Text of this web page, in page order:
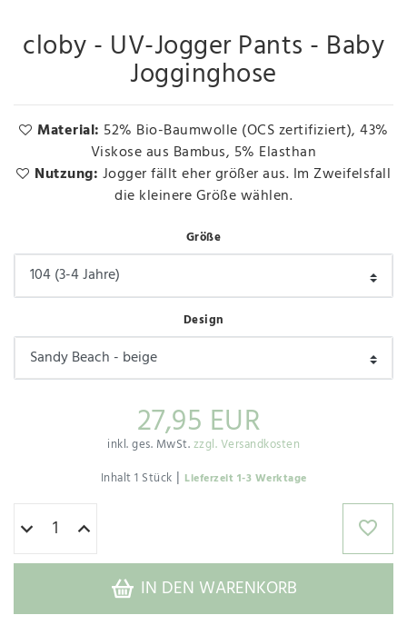
cloby - UV-Jogger Pants - Baby
Jogginghose
Material: 52% Bio-Baumwolle (OCS zertifiziert), 43%
Viskose aus Bambus, 5% Elasthan
Nutzung: Jogger fällt eher größer aus. Im Zweifelsfall
die kleinere Größe wählen.
Größe
Design
27,95 EUR
inkl. ges. MwSt.zzgl. Versandkosten
Inhalt1 Stück | Lieferzeit 1-3 Werktage
IN DEN WARENKORB